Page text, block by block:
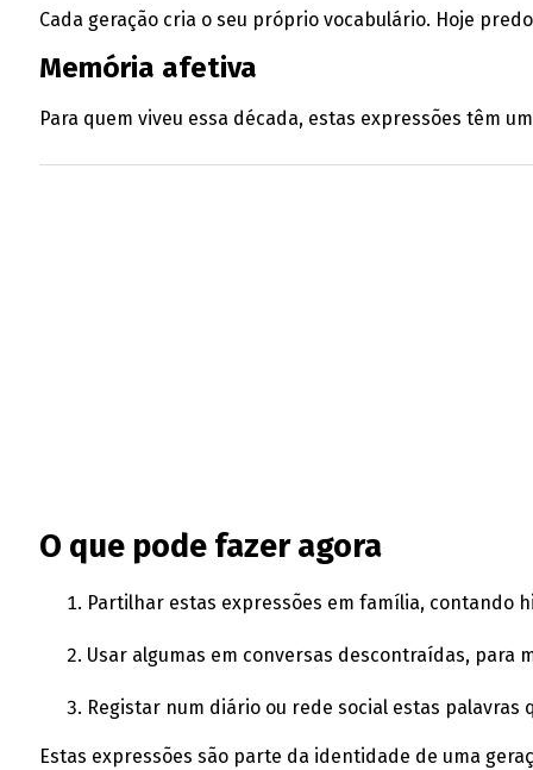
Cada geração cria o seu próprio vocabulário. Hoje
Memória afetiva
Para quem viveu essa década, estas expressões têm
O que pode fazer agora
Partilhar estas expressões em família, contando
Usar algumas em conversas descontraídas, para
Registar num diário ou rede social estas palavras
Estas expressões são parte da identidade de uma